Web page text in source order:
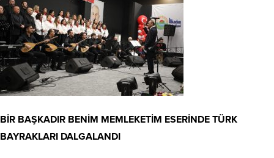
BİR BAŞKADIR BENİM MEMLEKETİM ESERİNDE TÜRK
BAYRAKLARI DALGALANDI